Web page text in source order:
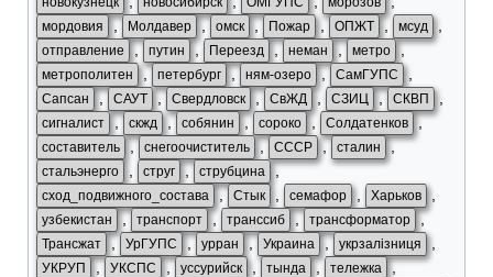
мордовия , Молдавер , омск , Пожар , ОПЖТ , мсуд
отправление , путин , Переезд , неман , метро ,
метрополитен , петербург , ням-озеро , СамГУПС
Сапсан , САУТ , Свердловск , СвЖД СЗИЦ , СКВП
сигналист , скжд , собянин , сороко Солдатенков ,
составитель , снегоочиститель , СССР , сталин ,
стальэнерго струг , струбцина ,
сход_подвижного_состава , Стык семафор Харьков
узбекистан , транспорт , транссиб , трансформатор ,
Трансжат , УрГУПС , урран , Украина , укрзалізниця
УКРУП , УКСПС , уссурийск тында , тележка ,